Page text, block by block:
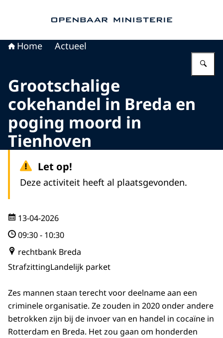
Home Actueel
Grootschalige
cokehandel in Breda en
poging moord in
Tienhoven
Let op!
Deze activiteit heeft al plaatsgevonden.
13-04-2026
09:30- 10:30
rechtbank Breda
StrafzittingLandelijk parket
Zes mannen staan terecht voor deelname aan een
criminele organisatie. Ze zouden in 2020 onder andere
betrokken zijn bij de invoer van en handel in cocaïne in
Rotterdam en Breda. Het zou gaan om honderden